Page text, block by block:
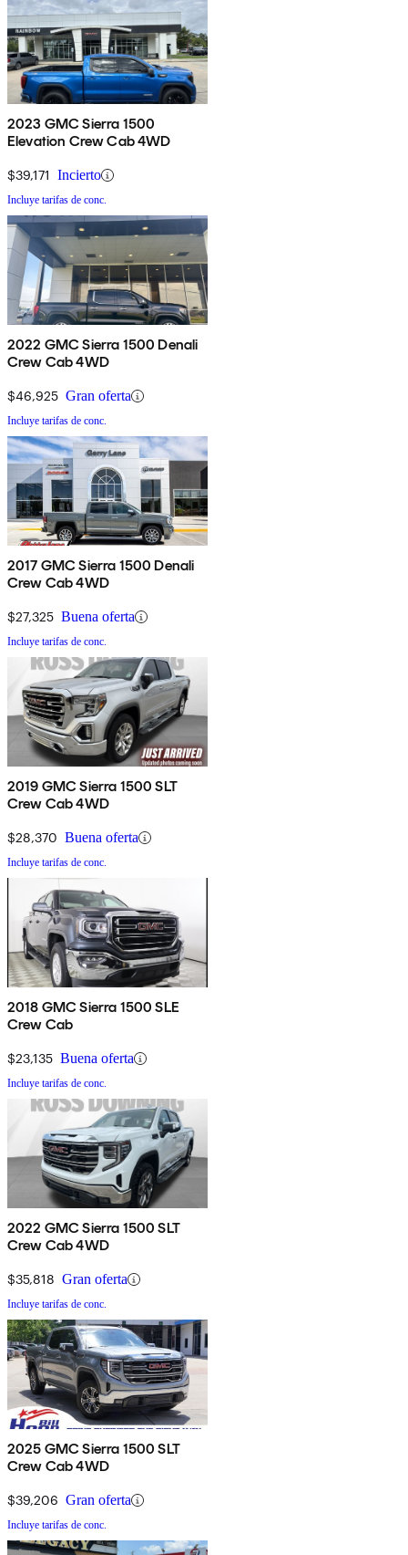
2023 GMC Sierra 1500
Elevation Crew Cab 4WD
$39,171 Incierto
Incluye tarifas de conc.
2022 GMC Sierra 1500 Denali
Crew Cab 4WD
$46,925 Gran oferta
Incluye tarifas de conc.
2017 GMC Sierra 1500 Denali
Crew Cab 4WD
$27,325 Buena oferta
Incluye tarifas de conc.
2019 GMC Sierra 1500 SLT
Crew Cab 4WD
$28,370 Buena oferta
Incluye tarifas de conc.
2018 GMC Sierra 1500 SLE
Crew Cab
$23,135 Buena oferta
Incluye tarifas de conc.
2022 GMC Sierra 1500 SLT
Crew Cab 4WD
$35,818 Gran oferta
Incluye tarifas de conc.
2025 GMC Sierra 1500 SLT
Crew Cab 4WD
$39,206 Gran oferta
Incluye tarifas de conc.